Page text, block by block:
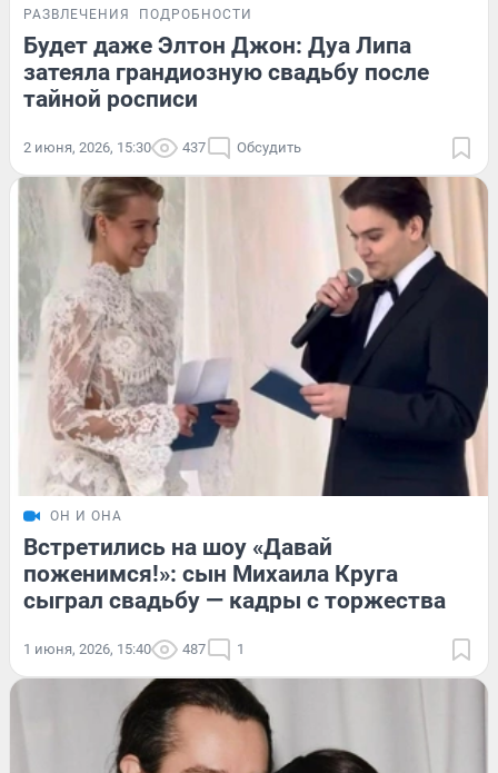
РАЗВЛЕЧЕНИЯ ПОДРОБНОСТИ
Будет даже Элтон Джон: Дуа Липа
затеяла грандиозную свадьбу после
тайной росписи
2 июня, 2026, 15:30 437 Обсудить
ОН И ОНА
Встретились на шоу «Давай
поженимся!»: сын Михаила Круга
сыграл свадьбу — кадры с торжества
1 июня, 2026, 15:40 487 1